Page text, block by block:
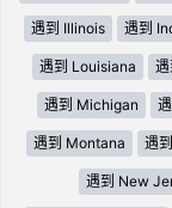
遇到 Illinois 遇到
遇到 Louisiana
遇到 Michigan
遇到 Montana 遇
遇到 New